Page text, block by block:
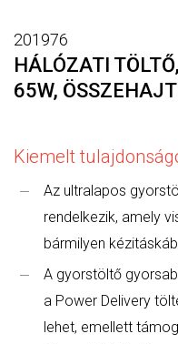
201976
HÁLÓZATI
65W,
Kiemelt
Az ultralapos
rendelkezik, amely
bármilyen
A gyorstöltő
a Power Delivery
lehet, emellett